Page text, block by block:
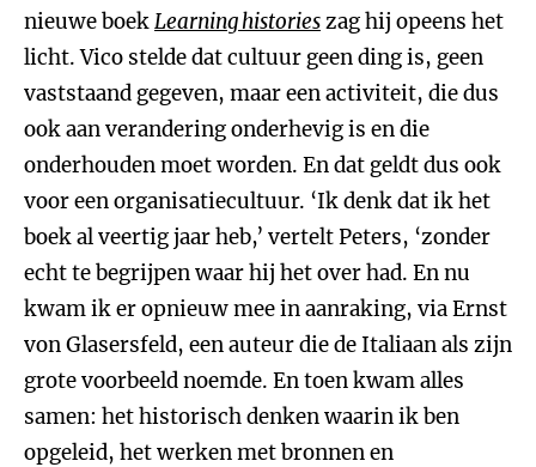
nieuwe boekLearning historieszag hij opeens het
licht. Vico stelde dat cultuur geen ding is, geen
vaststaand gegeven, maar een activiteit, die dus
ook aan verandering onderhevig is en die
onderhouden moet worden. En dat geldt dus ook
voor een organisatiecultuur. ‘Ik denk dat ik het
boek al veertig jaar heb,’ vertelt Peters, ‘zonder
echt te begrijpen waar hij het over had. En nu
kwam ik er opnieuw mee in aanraking, via Ernst
von Glasersfeld, een auteur die de Italiaan als zijn
grote voorbeeld noemde. En toen kwam alles
samen: het historisch denken waarin ik ben
opgeleid, het werken met bronnen en